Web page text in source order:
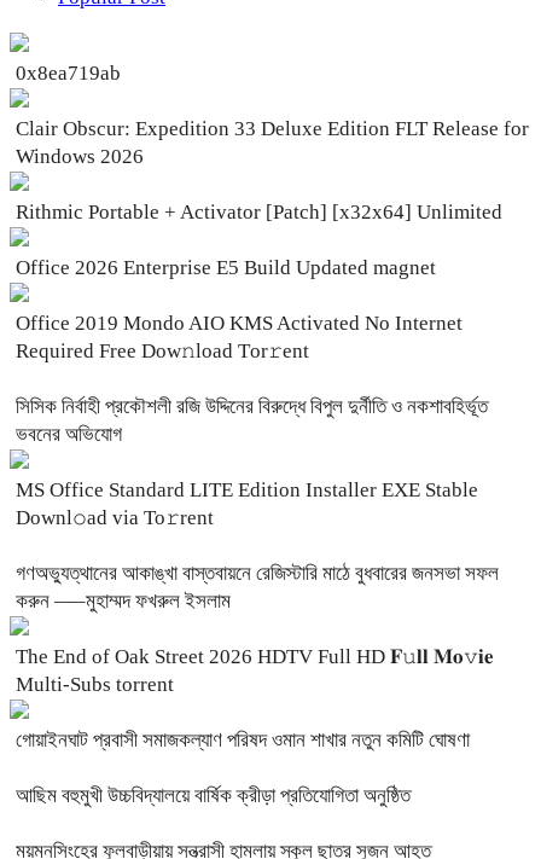
0x8ea719ab
Clair Obscur: Expedition 33 Deluxe Edition FLT Release for
Windows 2026
Rithmic Portable + Activator [Patch] [x32x64] Unlimited
Office 2026 Enterprise E5 Build Updated magnet
Office 2019 Mondo AIO KMS Activated No Internet
Required Frее Dow𝚗load Tоr𝚛ent
সিসিক নির্বাহী প্রকৌশলী রজি উদ্দিনের বিরুদ্ধে বিপুল দুর্নীতি ও নকশাবহির্ভূত
ভবনের অভিযোগ
MS Office Standard LITE Edition Installer EXE Stable
Downl𝚘ad via To𝚛rent
গণঅভ্যুত্থানের আকাঙ্খা বাস্তবায়নে রেজিস্টারি মাঠে বুধবারের জনসভা সফল
করুন —–মুহাম্মদ ফখরুল ইসলাম
The End of Oak Street 2026 HDTV Full HD 𝐅𝚞𝐥𝐥 𝐌𝐨𝚟𝐢𝐞
Multi-Subs torrent
‎গোয়াইনঘাট প্রবাসী সমাজকল্যাণ পরিষদ ওমান শাখার নতুন কমিটি ঘোষণা
আছিম বহুমুখী উচ্চবিদ্যালয়ে বার্ষিক ক্রীড়া প্রতিযোগিতা অনুষ্ঠিত
ময়মনসিংহের ফুলবাড়ীয়ায় সন্ত্রাসী হামলায় স্কুল ছাত্র সুজন আহত